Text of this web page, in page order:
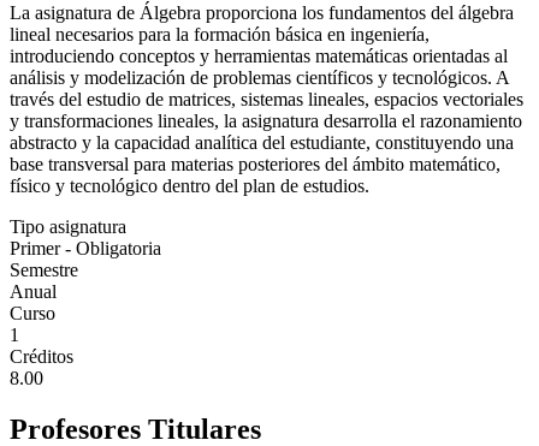
La asignatura de Álgebra proporciona los fundamentos del álgebra
lineal necesarios para la formación básica en ingeniería,
introduciendo conceptos y herramientas matemáticas orientadas al
análisis y modelización de problemas científicos y tecnológicos. A
través del estudio de matrices, sistemas lineales, espacios vectoriales
y transformaciones lineales, la asignatura desarrolla el razonamiento
abstracto y la capacidad analítica del estudiante, constituyendo una
base transversal para materias posteriores del ámbito matemático,
físico y tecnológico dentro del plan de estudios.
Tipo asignatura
Primer - Obligatoria
Semestre
Anual
Curso
1
Créditos
8.00
Profesores Titulares